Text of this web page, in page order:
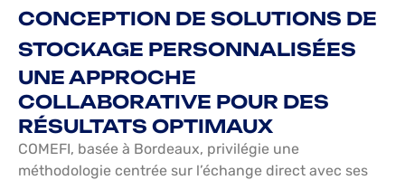
CONCEPTION DE SOLUTIONS DE
STOCKAGE PERSONNALISÉES
UNE APPROCHE
COLLABORATIVE POUR DES
RÉSULTATS OPTIMAUX
COMEFI, basée à Bordeaux, privilégie une
méthodologie centrée sur l’échange direct avec ses